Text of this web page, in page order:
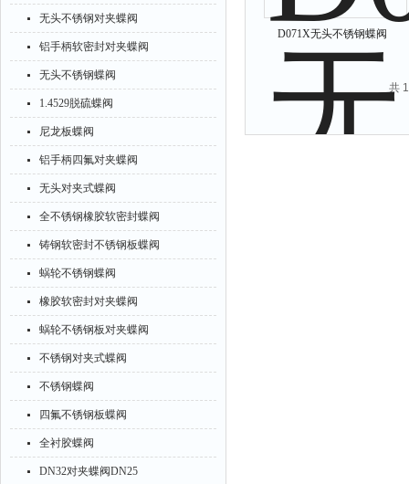
无头不锈钢对夹蝶阀
铝手柄软密封对夹蝶阀
无头不锈钢蝶阀
1.4529脱硫蝶阀
尼龙板蝶阀
铝手柄四氟对夹蝶阀
无头对夹式蝶阀
全不锈钢橡胶软密封蝶阀
铸钢软密封不锈钢板蝶阀
蜗轮不锈钢蝶阀
橡胶软密封对夹蝶阀
蜗轮不锈钢板对夹蝶阀
不锈钢对夹式蝶阀
不锈钢蝶阀
四氟不锈钢板蝶阀
全衬胶蝶阀
DN32对夹蝶阀DN25
D071X无头不锈钢蝶阀
共